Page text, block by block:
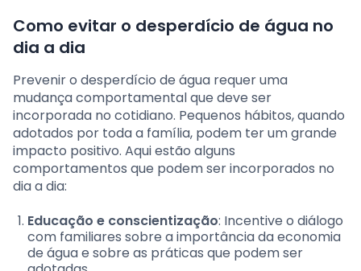
Como evitar o desperdício de água no
dia a dia
Prevenir o desperdício de água requer uma
mudança comportamental que deve ser
incorporada no cotidiano. Pequenos hábitos, quando
adotados por toda a família, podem ter um grande
impacto positivo. Aqui estão alguns
comportamentos que podem ser incorporados no
dia a dia:
Educação e conscientização: Incentive o diálogo
com familiares sobre a importância da economia
de água e sobre as práticas que podem ser